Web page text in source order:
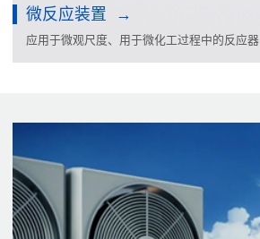
微反应装置
应用于微观尺度、用于微化工过程中的反应器